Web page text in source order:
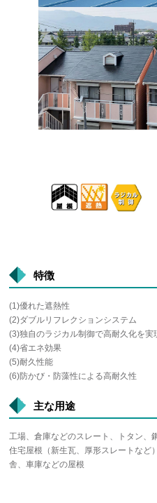
特徴
(1)優れた遮熱性
(2)ダブルリフレクションシステム
(3)独自のラジカル制御で高耐久化を実
(4)省エネ効果
(5)耐久性能
(6)防かび・防藻性による高耐久性
主な用途
工場、倉庫などのスレート、トタン、
住宅屋根（新生瓦、厚形スレートなど
舎、車庫などの屋根